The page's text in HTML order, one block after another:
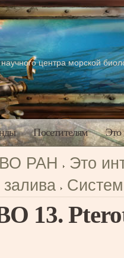
центра морской
Посетителям Это
РАН
Это